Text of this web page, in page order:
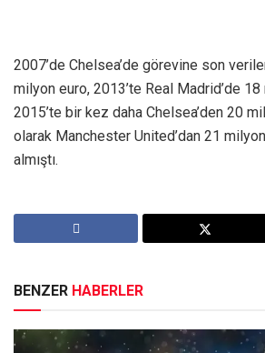
2007’de Chelsea’de görevine son
milyon euro, 2013’te Real Madrid’de
2015’te bir kez daha Chelsea’den 20
olarak Manchester United’dan 21
almıştı.
BENZER HABERLER